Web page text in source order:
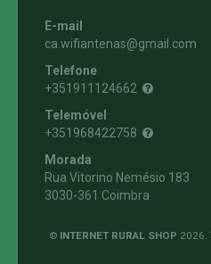
E-mail
ca.wifiantenas@gmail.com
Telefone
+351911124662
Telemóvel
+351968422758
Morada
Rua Vitorino Nemésio 183
3030-361 Coimbra
© INTERNET RURAL SHOP 2026.